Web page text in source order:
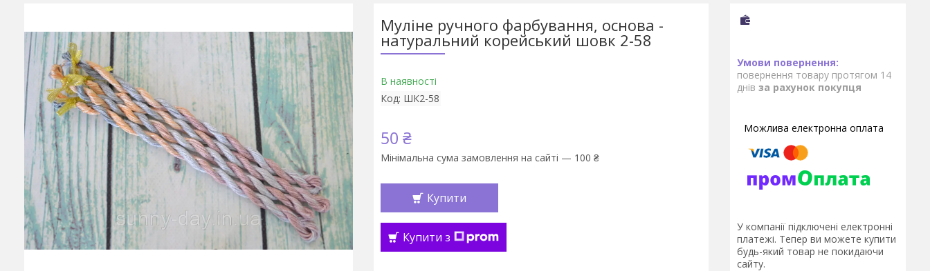
Муліне ручного фарбування, основа -
натуральний корейський шовк 2-58
В наявності
Код: ШК2-58
50 ₴
Мінімальна сума замовлення на сайті — 100 ₴
Купити
Купити з
повернення товару протягом 14
днів за рахунок покупця
У компанії підключені електронні
платежі. Тепер ви можете купити
будь-який товар не покидаючи
сайту.